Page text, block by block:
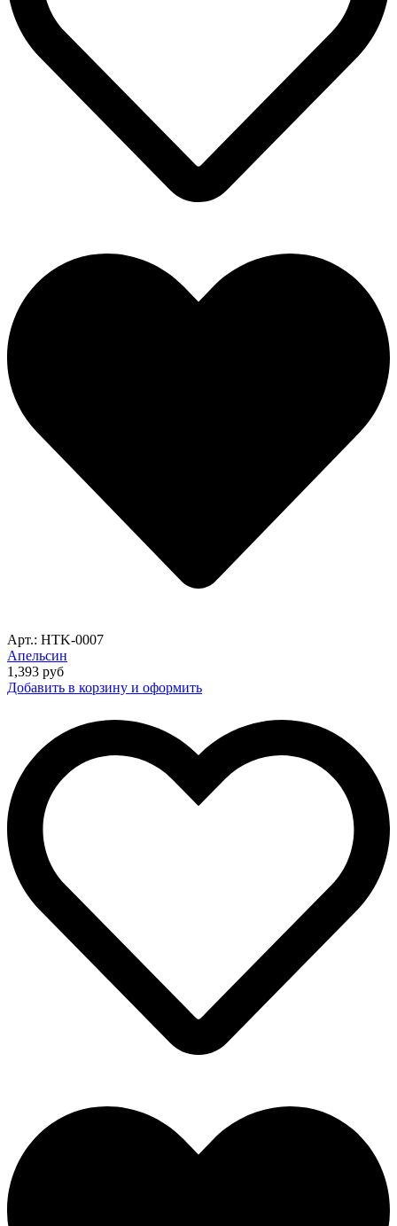
Арт.: HTK-0007
Апельсин
1,393 руб
Добавить в корзину и оформить